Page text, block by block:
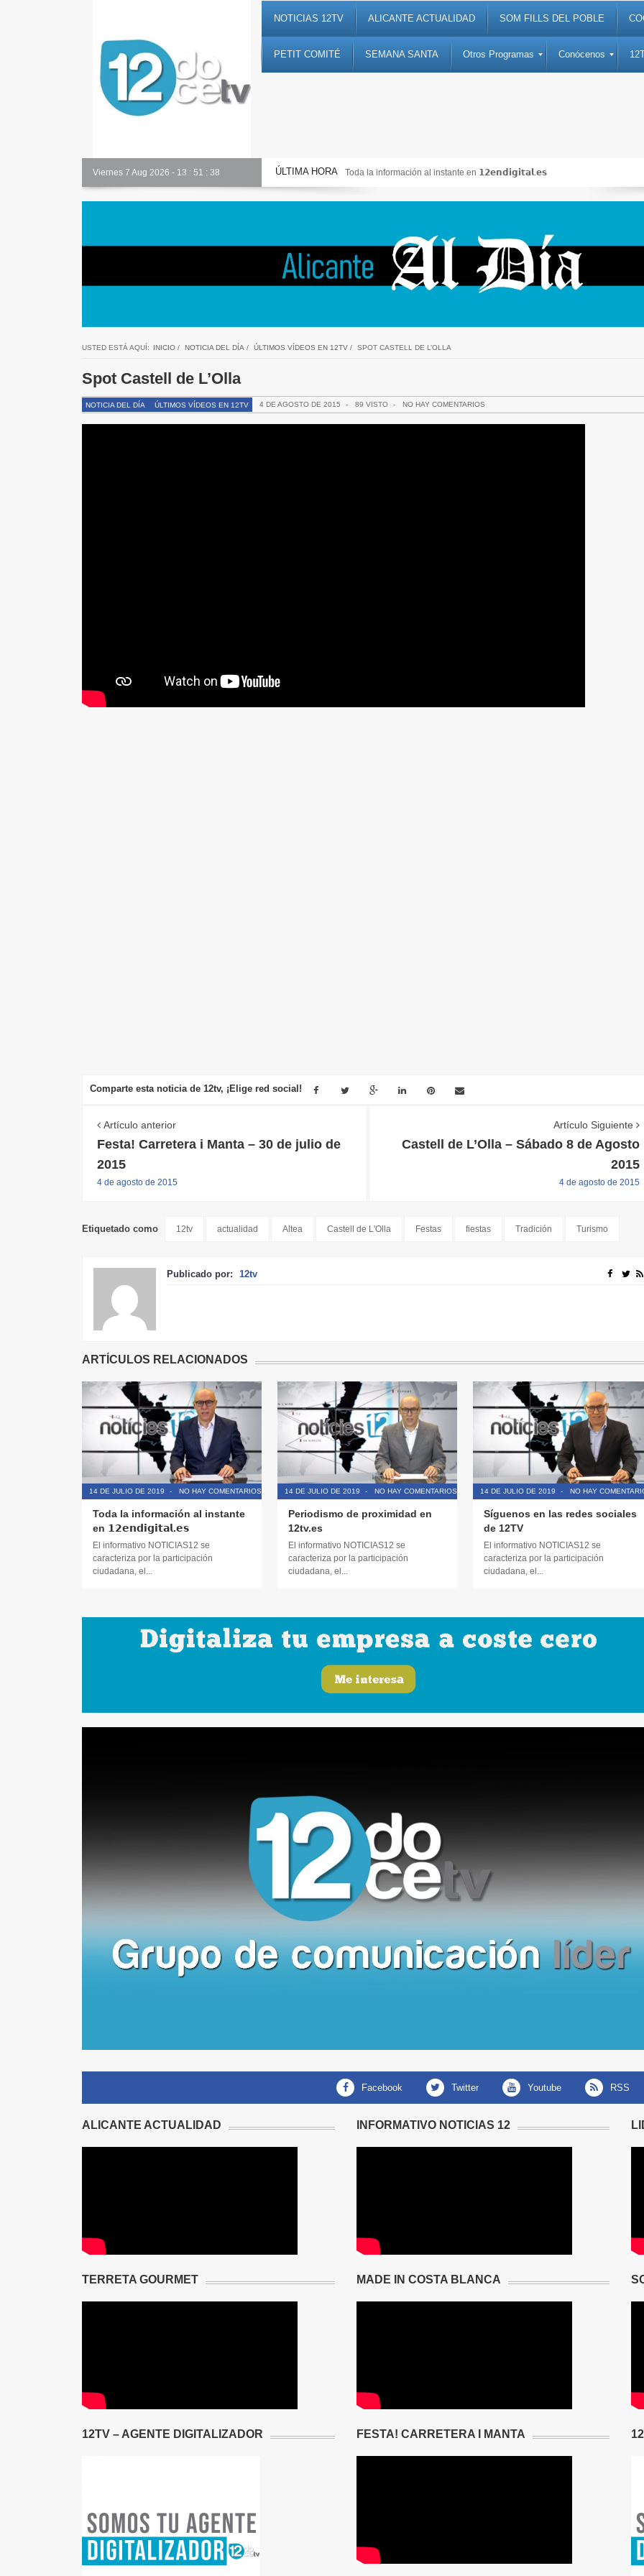
NOTICIAS 12TV ALICANTE ACTUALIDAD SOM FILLS DEL POBLE
PETIT COMITÉ SEMANA SANTA Otros Programas Conócenos
Viernes 7 Aug 2026 - 13 : 51 : 39 ÚLTIMA HORA
Alicante Actualidad Toda la información al instante en 𝟭𝟮𝗲𝗻𝗱𝗶𝗴𝗶𝘁𝗮𝗹.𝗲𝘀
USTED ESTÁ AQUÍ: INICIO/ NOTICIA DEL DÍA / ÚLTIMOS VÍDEOS EN 12TV/ SPOT CASTELL DE L’OLLA
Spot Castell de L’Olla
NOTICIA DEL DÍA ÚLTIMOS VÍDEOS EN 12TV 4 DE AGOSTO DE 2015 - 89 VISTO - NO HAY COMENTARIOS
Comparte esta noticia de 12tv, ¡Elige red social!
Artículo anterior
Festa! Carretera i Manta – 30 de julio de
2015
4 de agosto de 2015
Artículo Siguiente
Castell de L’Olla – Sábado 8 de Agosto
2015
4 de agosto de 2015
Etiquetado como 12tv actualidad Altea Castell de L'Olla Festas fiestas Tradición Turismo
Publicado por: 12tv
ARTÍCULOS RELACIONADOS
14 DE JULIO DE 2019 - NO HAY COMENTARIOS
Toda la información al instante
en 𝟭𝟮𝗲𝗻𝗱𝗶𝗴𝗶𝘁𝗮𝗹.𝗲𝘀
El informativo NOTICIAS12 se
caracteriza por la participación
ciudadana, el...
14 DE JULIO DE 2019 - NO HAY COMENTARIOS
Periodismo de proximidad en
12tv.es
El informativo NOTICIAS12 se
caracteriza por la participación
ciudadana, el...
14 DE JULIO DE 2019 - NO HAY
Síguenos en las redes sociales
de 12TV
El informativo NOTICIAS12 se
caracteriza por la participación
ciudadana, el...
facebook twitter youtube RSS
ALICANTE ACTUALIDAD
TERRETA GOURMET
12TV – AGENTE DIGITALIZADOR
INFORMATIVO NOTICIAS 12
MADE IN COSTA BLANCA
FESTA! CARRETERA I MANTA